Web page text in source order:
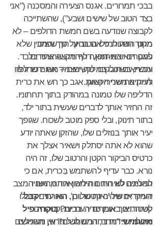
בבכי תמרורים. אגנס הצעירה והמסכנה ("אני
בצד הטוב של שישים ושבע"), שהשתייכה
לקבוצה שנודעה בשם חמשת הדולפים – לא
מתוך רשעות כי אם בחיוך הרך והמבין שלא
פעם הוא המחמאה היחידה שהצעירים
והבריאים חולקים לקשישים – משום שדלפו
לעיתים משני הקצוות.
מקס הודה למזלו הטוב על כך שפרט
למקרים יוצאי-דופן, דלף מקצה אחד בלבד.
עכשיו, בשוכבו במיטה, הצמיד את ירכיו זו לזו
וחיזק את שרירי האגן. אגב כך חש את כרית
הדליפה שלו טמונה במהודק בתוך תחתוניו.
זה החזיר אותך לדברים שעשית בתור ילד,
בתור תינוק, ובלי ספק מוטב לשכוח. שגופך
יעיר אותך בנוזלים שלו, שהזקן שאתה יודע
שהוא לא אתה יסתלק וישאיר אצלך את
כרטיס הביקור הקטן והרטוב שלו, זה היה
נורא. כבר עדיף להשתמש בַּכרית, אם כי
לפעמים לא היה נוח לישון איתה, ואם המצב
יחמיר אז שיהיה קטטר. כן, הוא עודיקבל
קטטר. איך אומרים הערבים?בּוּקרה פיל
מישמיש: "מחר, המשמשים!" אין משמשים
ההליכה לשירותים היתה אחד מהישגיו
העיקריים של 'נאות שלווה'. האורחים הובלו
לשירותים באופן סדיר. כריות וקטטרים
ואסלות ניידות בחדרים לכל דורש, ותרגילים